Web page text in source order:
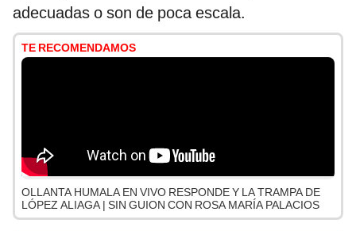
adecuadas o son de poca escala.
TE RECOMENDAMOS
OLLANTA HUMALA EN VIVO RESPONDE Y LA TRAMPA DE
LÓPEZ ALIAGA | SIN GUION CON ROSA MARÍA PALACIOS